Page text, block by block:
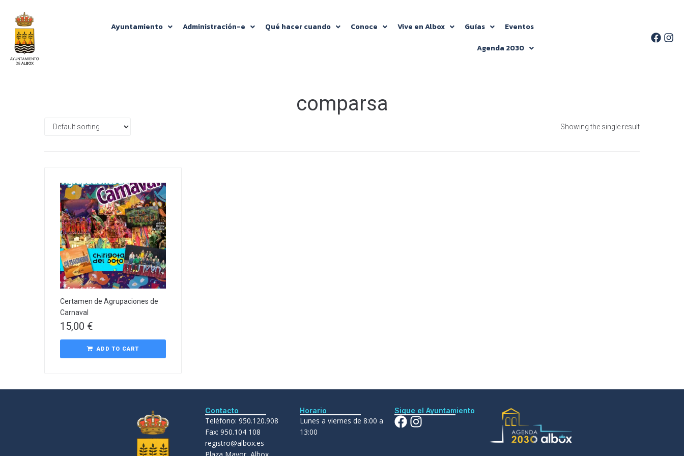
Ayuntamiento Administración-e Qué hacer cuando Conoce Vive en Albox Guías
Eventos
Agenda 2030
comparsa
Showing the single result
Certamen de Agrupaciones de
Carnaval
15,00 €
ADD TO CART
Contacto
Teléfono: 950.120.908
Fax: 950.104 108
registro@albox.es
Horario
Lunes a viernes de 8:00 a
13:00
Sigue el Ayuntamiento